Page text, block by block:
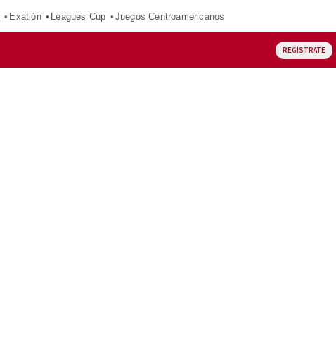
Exatlón Leagues Cup Juegos Centroamericanos
REGÍSTRATE